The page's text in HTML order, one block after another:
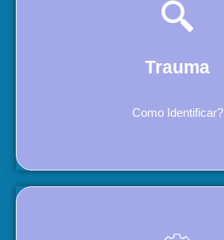
Trauma
Como Identificar?